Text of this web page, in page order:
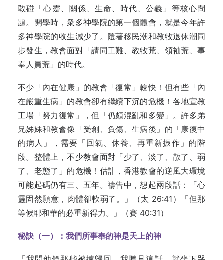
敢碰「心靈、關係、生命、時代、公義」等核心問
題。開學時，衆多神學院的第一個體會，就是今年許
多神學院的收生減少了。隨著移民潮和教牧退休潮同
步發生，教會面對「請同工難、教牧荒、領袖荒、事
奉人員荒」的時代。
不少「內在健康」的教會「復常」較快！但有些「內
在嚴重生病」的教會卻有繼續下沉的危機！各地宣教
工場「努力復常」，但「仍頗混亂和多變」。許多弟
兄姊妹和教會像「受創、負傷、生病後」的「康復中
的病人」，需要「回氣、休養、再重新振作」的階
段。整體上，不少教會面對「少了、淡了、散了、弱
了、老態了」的危機！估計，香港教會的逆風大環境
可能起碼仍有三、五年。禱告中，想起兩段話：「心
靈固然願意，肉體卻軟弱了。」（太 26:41）「但那
等候耶和華的必重新得力。」（賽 40:31）
秘訣（一）：我們所事奉的神是天上的神